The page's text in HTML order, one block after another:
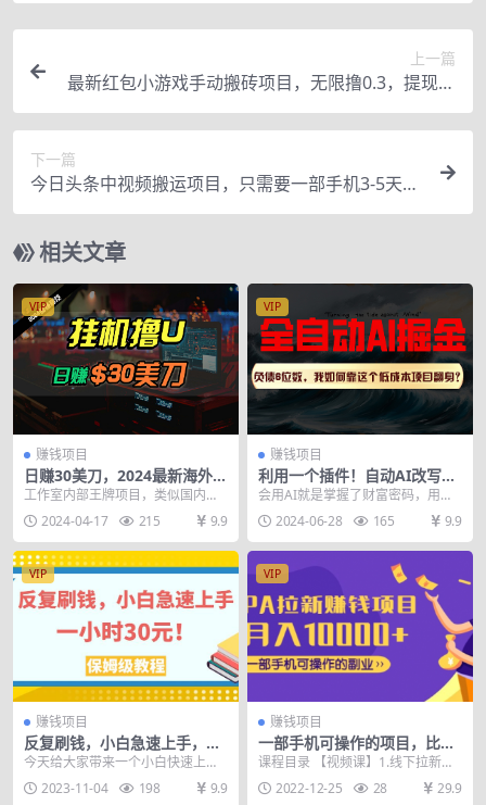
上一篇
最新红包小游戏手动搬砖项目，无限撸0.3，提现秒
到【详细教程+搬砖游戏】
下一篇
今日头条中视频搬运项目，只需要一部手机3-5天就
可以产生利润
相关文章
VIP
赚钱项目
日赚30美刀，2024最新海外挂
机撸U内部项目，全程无人值
守，可批量放大
工作室内部王牌项目，类似国内的
抖、快、西瓜或海外的TK的中视频
计划，但多多少少也...
2024-04-17 215 9.9
VIP
赚钱项目
利用一个插件！自动AI改写爆
文，多平台矩阵发布，负债6
位数，就靠这项…
会用AI就是掌握了财富密码，用上
最新\'爆文插件\'！无需手动操作，
一键生成爆款...
2024-06-28 165 9.9
VIP
赚钱项目
反复刷钱，小白急速上手，一
个小时30元，实操教程。
今天给大家带来一个小白快速上手
的项目。 帮老外社交媒体点赞赚佣
金 我会从注册任务...
2023-11-04 198 9.9
VIP
赚钱项目
一部手机可操作的项目，比较
热门的项目利润很高
课程目录 【视频课】1.线下拉新先
导课.mp4 【视频课】2.线下拉新ap
p是什...
2022-12-25 28 29.9